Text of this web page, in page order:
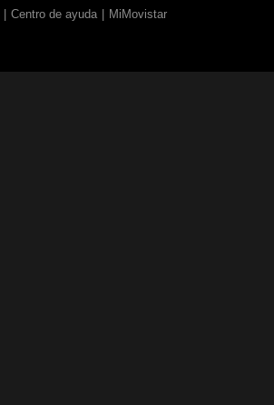
Centro de ayuda MiMovistar